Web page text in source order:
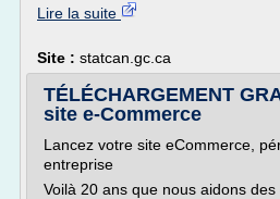
Lire la suite
Site : statcan.gc.ca
TÉLÉCHARGEMENT
site e-Commerce
Lancez votre site eCommerce,
entreprise
Voilà 20 ans que nous aidons